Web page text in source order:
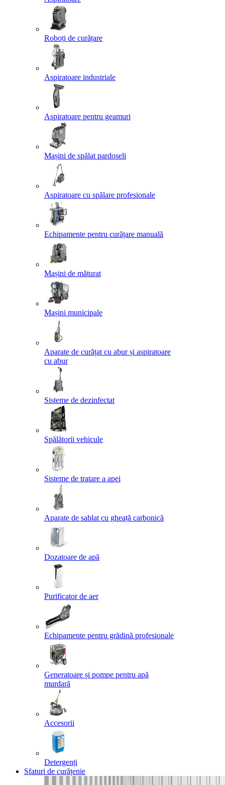
Roboți de curățare
Aspiratoare industriale
Aspiratoare pentru geamuri
Mașini de spălat pardoseli
Aspiratoare cu spălare profesionale
Echipamente pentru curățare manuală
Mașini de măturat
Mașini municipale
Aparate de curățat cu abur și aspiratoare
cu abur
Sisteme de dezinfectat
Spălătorii vehicule
Sisteme de tratare a apei
Aparate de sablat cu gheață carbonică
Dozatoare de apă
Purificator de aer
Echipamente pentru grădină profesionale
Generatoare și pompe pentru apă
murdară
Accesorii
Detergenți
Sfaturi de curățenie